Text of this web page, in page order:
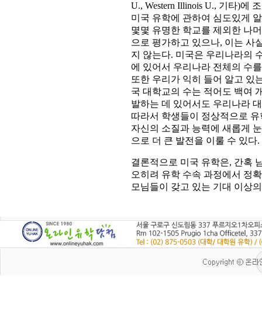
U., Western Illinois U., 기타)에
미국 유학에 관하여 심도있게
몇몇 유명한 학교를 제외한 나
으로 평가하고 있으나, 이는 사
지 않는다. 미국은 우리나라의
에 있어서 우리나라 전체의 수
또한 우리가 익히 들어 알고 있
국 대학교의 수는 적어도 백여
발하는 데 있어서도 우리나라
따라서 학생들이 정상적으로
자신의 소질과 능력에 새롭게
으로 더 큰 발전을 이룰 수 있다.
결론적으로 미국 유학은, 간혹
오히려 유학 수속 과정에서 정
모님들이 갖고 있는 기대 이상